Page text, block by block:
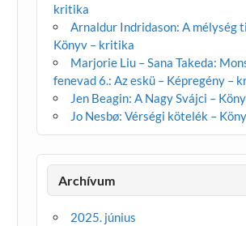
kritika
Arnaldur Indridason: A mélység
Könyv – kritika
Marjorie Liu – Sana Takeda:
fenevad 6.: Az eskü – Képregény –
Jen Beagin: A Nagy Svájci –
Jo Nesbø: Vérségi kötelék –
Archívum
2025. június